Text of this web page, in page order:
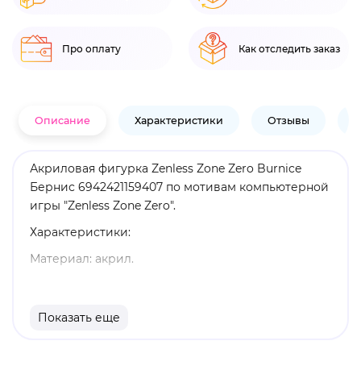
Про оплату Как отследить заказ
Описание Характеристики Отзывы
Акриловая фигурка Zenless Zone Zero Burnice
Бернис 6942421159407 по мотивам компьютерной
игры "Zenless Zone Zero".
Характеристики:
Материал: акрил.
Оригинальный и официально лицензированный
Показать еще